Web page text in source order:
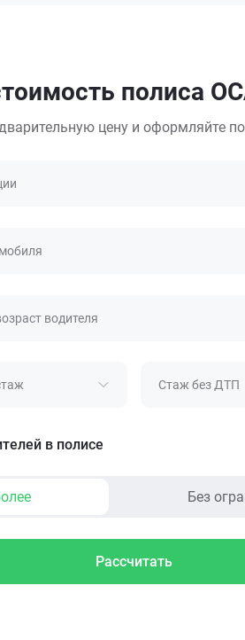
полиса
цену и оформляйте
водителя
Стаж без ДТП
в полисе
Без
Рассчитать